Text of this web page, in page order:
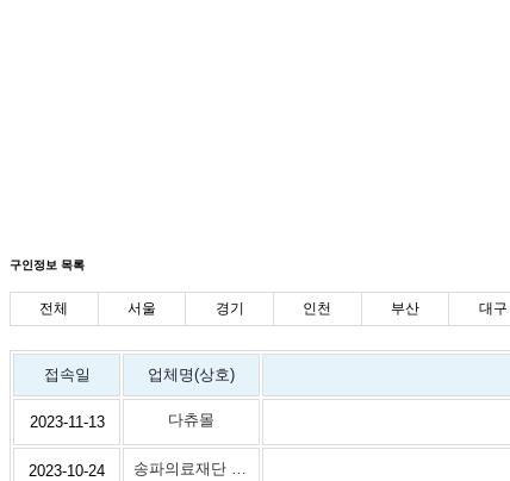
구인정보 목록
전체 서울 경기 인천 부산 대구
접속일 업체명(상호)
2023-11-13 다츄몰
2023-10-24